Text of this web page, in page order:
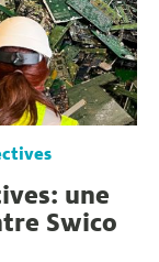
une
Swico